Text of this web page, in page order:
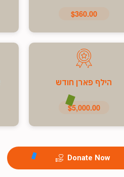
$360.00
הילף פארן חודש
$5,000.00
Donate Now